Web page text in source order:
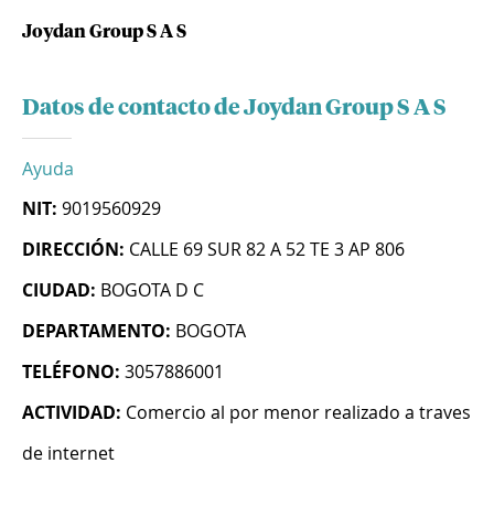
Joydan Group S A S
Datos de contacto de Joydan Group S A S
Ayuda
NIT: 9019560929
DIRECCIÓN: CALLE 69 SUR 82 A 52 TE 3 AP 806
CIUDAD: BOGOTA D C
DEPARTAMENTO: BOGOTA
TELÉFONO: 3057886001
ACTIVIDAD: Comercio al por menor realizado a traves
de internet